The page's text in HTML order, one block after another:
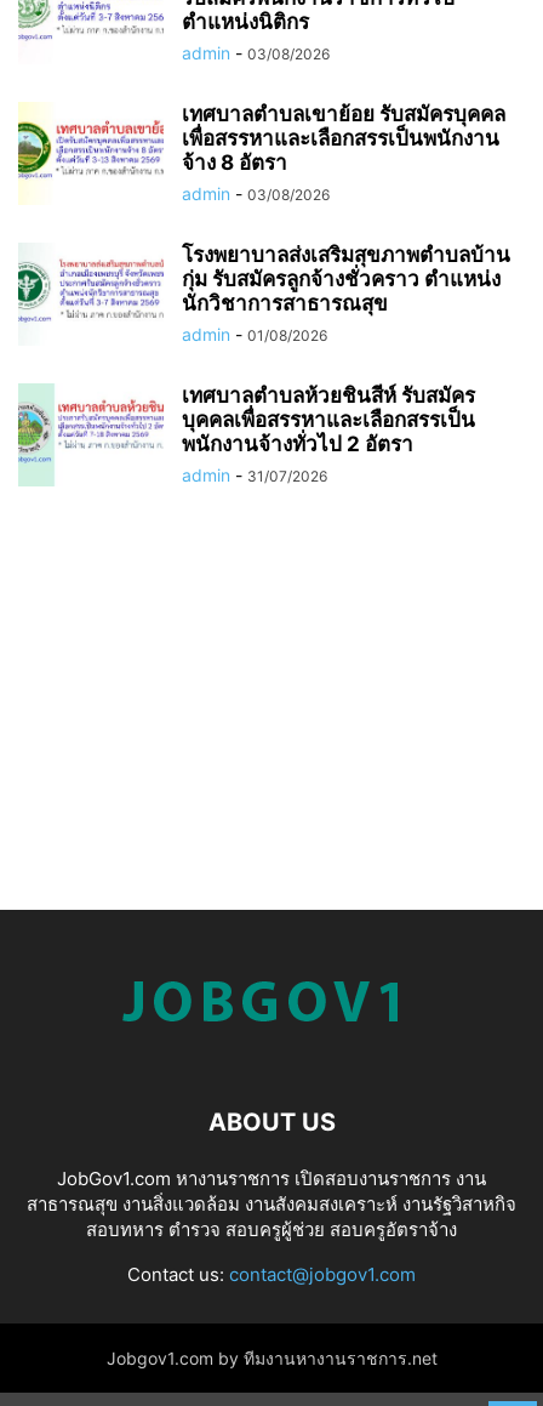
ตำแหน่งนิติกร
admin - 03/08/2026
เทศบาลตำบลเขาย้อย รับสมัครบุคคล
เพื่อสรรหาและเลือกสรรเป็นพนักงาน
จ้าง 8 อัตรา
admin - 03/08/2026
โรงพยาบาลส่งเสริมสุขภาพตำบลบ้าน
กุ่ม รับสมัครลูกจ้างชั่วคราว ตำแหน่ง
นักวิชาการสาธารณสุข
admin - 01/08/2026
เทศบาลตำบลห้วยชินสีห์ รับสมัคร
บุคคลเพื่อสรรหาและเลือกสรรเป็น
พนักงานจ้างทั่วไป 2 อัตรา
admin - 31/07/2026
ABOUT US
JobGov1.com หางานราชการ เปิดสอบงานราชการ งาน
สาธารณสุข งานสิ่งแวดล้อม งานสังคมสงเคราะห์ งานรัฐวิสาหกิจ
สอบทหาร ตำรวจ สอบครูผู้ช่วย สอบครูอัตราจ้าง
Contact us: contact@jobgov1.com
Jobgov1.com by ทีมงานหางานราชการ.net